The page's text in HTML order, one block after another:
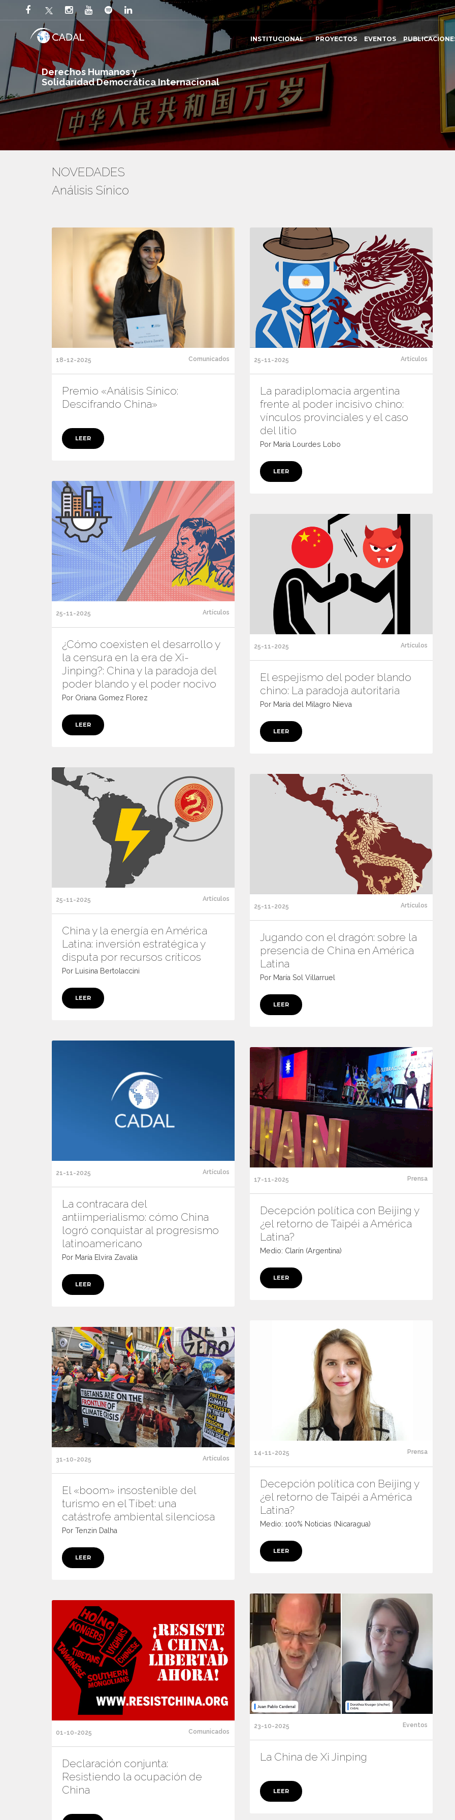
Derechos Humanos y
Solidaridad Democrática Internacional
INSTITUCIONAL PROYECTOS EVENTOS
NOVEDADES
Análisis Sínico
18-12-2025 Comunicados
Premio «Análisis Sínico:
Descifrando China»
LEER
25-11-2025 Artículos
La paradiplomacia argentina
frente al poder incisivo chino:
vínculos provinciales y el caso
del litio
Por María Lourdes Lobo
LEER
25-11-2025 Artículos
¿Cómo coexisten el desarrollo y
la censura en la era de Xi-
Jinping?: China y la paradoja del
poder blando y el poder nocivo
Por Oriana Gomez Florez
LEER
25-11-2025 Artículos
El espejismo del poder blando
chino: La paradoja autoritaria
Por María del Milagro Nieva
LEER
25-11-2025 Artículos
China y la energía en América
Latina: inversión estratégica y
disputa por recursos críticos
Por Luisina Bertolaccini
LEER
25-11-2025 Artículos
Jugando con el dragón: sobre la
presencia de China en América
Latina
Por María Sol Villarruel
LEER
21-11-2025 Artículos
La contracara del
antiimperialismo: cómo China
logró conquistar al progresismo
latinoamericano
Por María Elvira Zavalía
LEER
17-11-2025 Prensa
Decepción política con Beijing y
¿el retorno de Taipéi a América
Latina?
Medio: Clarín (Argentina)
LEER
14-11-2025 Prensa
Decepción política con Beijing y
¿el retorno de Taipéi a América
Latina?
Medio: 100% Noticias (Nicaragua)
LEER
31-10-2025 Artículos
El «boom» insostenible del
turismo en el Tíbet: una
catástrofe ambiental silenciosa
Por Tenzin Dalha
LEER
23-10-2025 Eventos
La China de Xi Jinping
LEER
01-10-2025 Comunicados
Declaración conjunta:
Resistiendo la ocupación de
China